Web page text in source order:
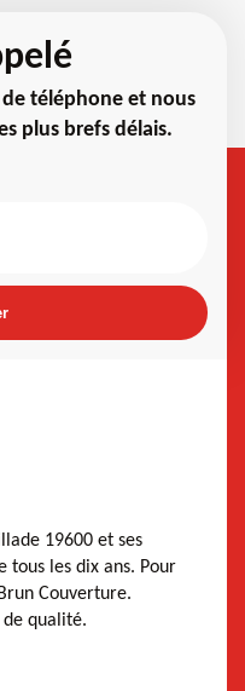
téléphone et nous
plus brefs délais.
19600 et ses
tous les dix ans. Pour
Couverture.
qualité.